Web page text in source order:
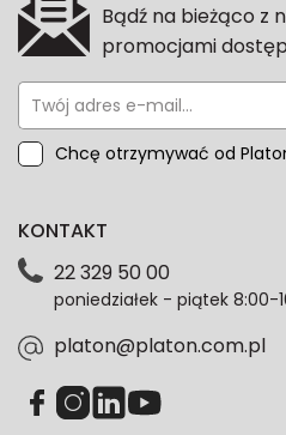
Bądź na bieżąco z
promocjami
Chcę otrzymywać od
przeze mnie adres e-
dotyczące danych
każdym czasie. Wycofanie
zgodność z prawem
KONTAKT
22 329 50 00
poniedziałek - piątek 8:00-
platon@platon.com.pl